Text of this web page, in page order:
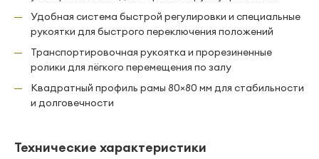
Удобная система быстрой регулировки и специальные
рукоятки для быстрого переключения положений
Транспортировочная рукоятка и прорезиненные
ролики для лёгкого перемещения по залу
Квадратный профиль рамы 80×80 мм для стабильности
и долговечности
Технические характеристики